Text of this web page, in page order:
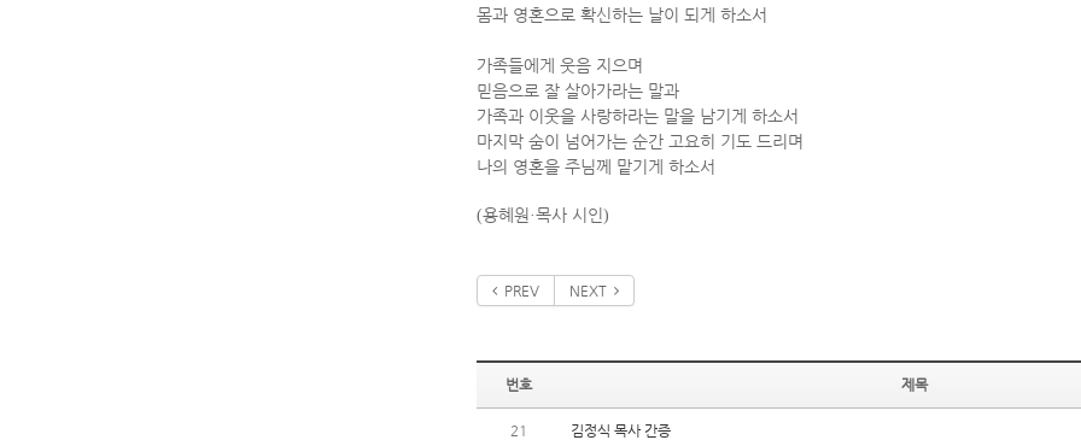
몸과 영혼으로 확신하는 날이 되게 하소서
가족들에게 웃음 지으며
믿음으로 잘 살아가라는 말과
가족과 이웃을 사랑하라는 말을 남기게 하소서
마지막 숨이 넘어가는 순간 고요히 기도 드리며
나의 영혼을 주님께 맡기게 하소서
(용혜원 ·목사 시인 )
PREV NEXT
번호 제목
21 김정식 목사 간증